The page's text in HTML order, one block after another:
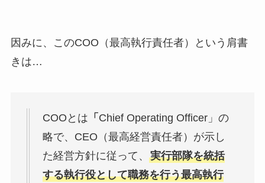
因みに、このCOO（最高執行責任者）という肩書
きは…
COOとは 「 Chief Operating Officer」の
略で、CEO（最高経営責任者）が示し
た経営方針に従って、 実行部隊を統括
する執行役として職務を行う最高執行